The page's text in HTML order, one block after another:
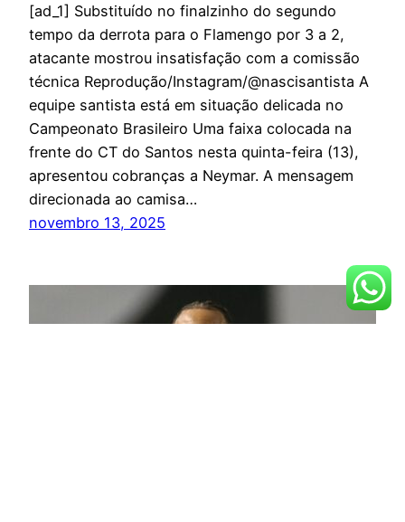
[ad_1] Substituído no finalzinho do segundo
tempo da derrota para o Flamengo por 3 a 2,
atacante mostrou insatisfação com a comissão
técnica Reprodução/Instagram/@nascisantista A
equipe santista está em situação delicada no
Campeonato Brasileiro Uma faixa colocada na
frente do CT do Santos nesta quinta-feira (13),
apresentou cobranças a Neymar. A mensagem
direcionada ao camisa…
novembro 13, 2025